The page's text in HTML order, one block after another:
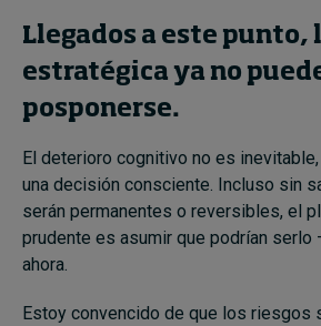
Llegados a este punto,
estratégica ya no
posponerse.
El deterioro cognitivo no es
una decisión consciente. Incluso sin
serán permanentes o reversibles, el
prudente es asumir que podrían serlo
ahora.
Estoy convencido de que los riesgos